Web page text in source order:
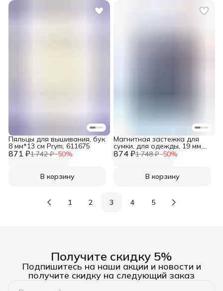
871 ₽1 742 ₽−50%
Пяльцы для вышивания, бук
8 мм*13 см Prym, 611675
В корзину
874 ₽1 748 ₽−50%
Магнитная застежка для
сумки, для одежды, 19 мм,
Prym 678733
В корзину
1 2 3 4 5
Получите скидку 5%
Подпишитесь на наши акции и новости и
получите скидку на следующий заказ